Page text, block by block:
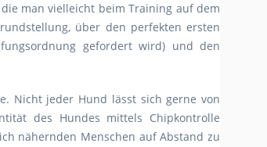
man vielleicht beim Training auf dem
über den perfekten ersten
gefordert wird) und den
Nicht jeder Hund lässt sich gerne von
des Hundes mittels Chipkontrolle
nähernden Menschen auf Abstand zu